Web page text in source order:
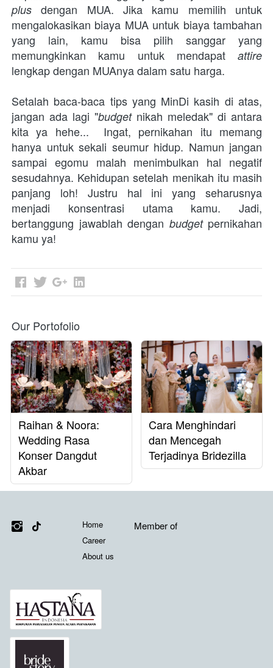
plus dengan MUA. Jika kamu memilih untuk
mengalokasikan biaya MUA untuk biaya tambahan
yang lain, kamu bisa pilih sanggar yang
memungkinkan kamu untuk mendapat attire
lengkap dengan MUAnya dalam satu harga.
Setalah baca-baca tips yang MinDi kasih di atas,
jangan ada lagi "budget nikah meledak" di antara
kita ya hehe...  Ingat, pernikahan itu memang
hanya untuk sekali seumur hidup. Namun jangan
sampai egomu malah menimbulkan hal negatif
sesudahnya. Kehidupan setelah menikah itu masih
panjang loh! Justru hal ini yang seharusnya
menjadi konsentrasi utama kamu. Jadi,
bertanggung jawablah dengan budget pernikahan
kamu ya!
Our Portofolio
Raihan & Noora:
Wedding Rasa
Konser Dangdut
Akbar
Cara Menghindari
dan Mencegah
Terjadinya Bridezilla
Home
Career
About us
Member of